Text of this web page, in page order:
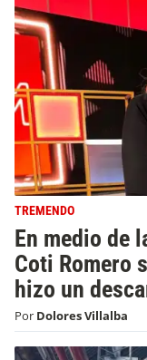
TREMENDO
En medio de
Coti Romero
hizo un
Por Dolores Villalba